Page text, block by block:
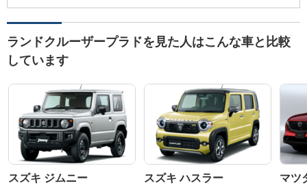
ランドクルーザープラドを見た人はこんな車と比較
しています
スズキ ジムニー スズキ ハスラー マツ